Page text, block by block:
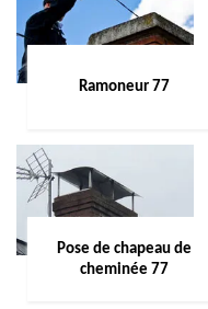
Ramoneur 77
Pose de chapeau de
cheminée 77